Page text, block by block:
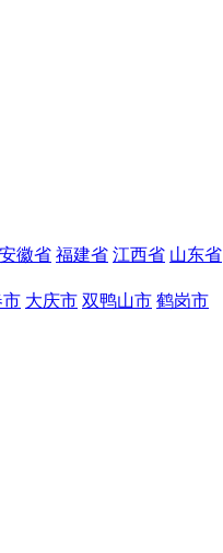
安徽省 福建省 江西省 山东省
市 大庆市 双鸭山市 鹤岗市